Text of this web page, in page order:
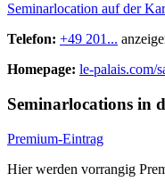
Seminarlocation auf der
Telefon: +49 201...
Homepage: le-palais.com/
Seminarlocations in
Premium-Eintrag
Hier werden vorrangig